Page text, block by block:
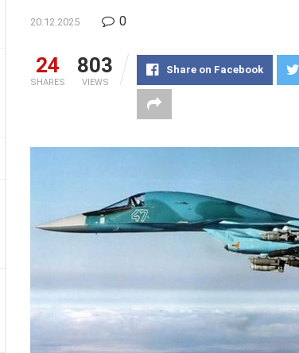
20.12.2025 0
24
SHARES
803
VIEWS
Share on Facebook